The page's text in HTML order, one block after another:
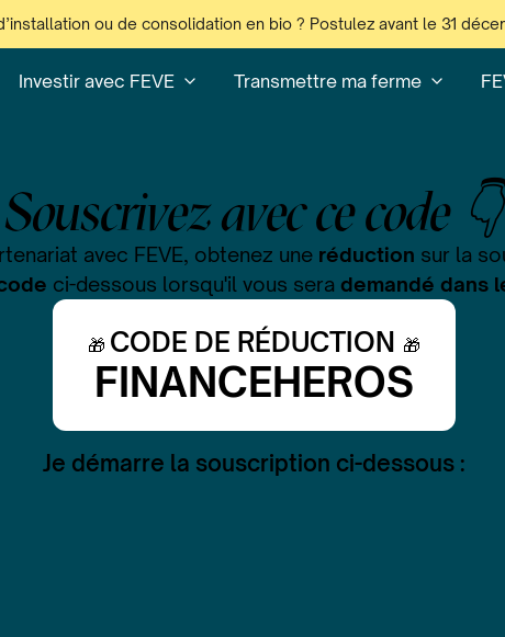
ou de consolidation en bio ? Postulez avant le 31
Investir avec FEVE Transmettre ma ferme
Souscrivez avec ce code 👇
avec FEVE, obtenez une réduction sur la
ci-dessous lorsqu'il vous sera demandé dans
🎁 CODE DE RÉDUCTION 🎁
FINANCEHEROS
Je démarre la souscription ci-dessous :